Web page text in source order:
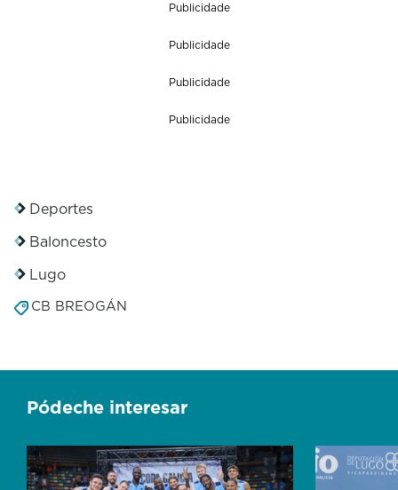
Publicidade
Publicidade
Publicidade
Publicidade
Deportes
Baloncesto
Lugo
CB BREOGÁN
Pódeche interesar